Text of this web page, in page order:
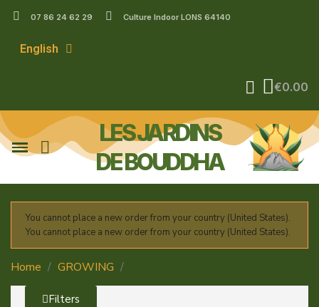
07 86 24 62 29 Culture Indoor LONS 64140
English
€0.00
LES JARDINS
DE BOUDDHA
You cannot place a new order from your country (United States).
You cannot place a new order from your country (United States).
Home GROWING
Filters